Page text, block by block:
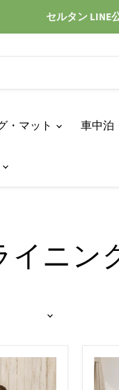
セルタン LINE
・マット 車中泊
ニン